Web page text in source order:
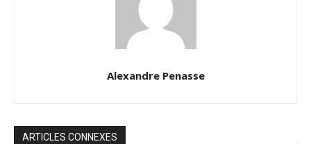
Alexandre Penasse
ARTICLES CONNEXES